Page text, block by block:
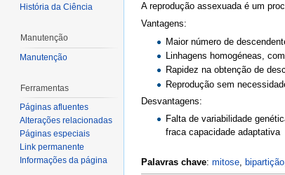
A reprodução assexuada é um
Vantagens:
Maior número de
Linhagens homogéneas,
Rapidez na obtenção de
Reprodução sem
Desvantagens:
Falta de variabilidade
fraca capacidade adaptativa
Palavras chave: mitose, bipartição
História da Ciência
Manutenção
Manutenção
Ferramentas
Páginas afluentes
Alterações relacionadas
Páginas especiais
Link permanente
Informações da página